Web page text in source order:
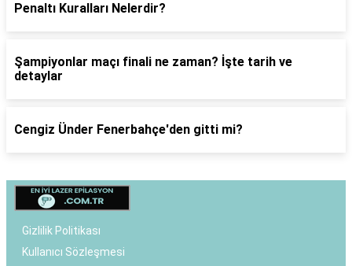
Penaltı Kuralları Nelerdir?
Şampiyonlar maçı finali ne zaman? İşte tarih ve
detaylar
Cengiz Ünder Fenerbahçe'den gitti mi?
Gizlilik Politikası
Kullanıcı Sözleşmesi